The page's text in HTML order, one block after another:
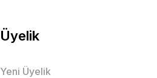
Üyelik
Yeni Üyelik